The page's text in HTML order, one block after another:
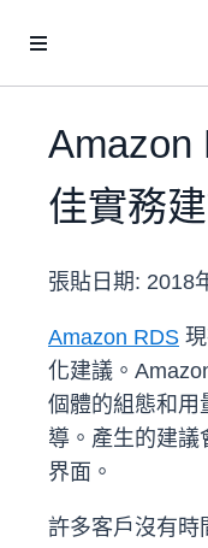
Amazon
佳實務
張貼日期: 2018
Amazon RDS
化建議。
個體的組態和用
導。產生的建議
界面。
許多客戶沒有時